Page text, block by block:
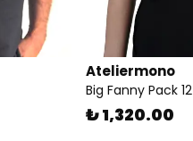
Ateliermono
Big Fanny Pack 12
₺ 1,320.00